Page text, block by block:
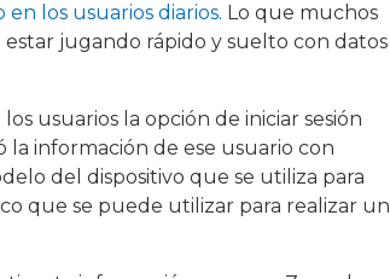
los usuarios diarios. Lo que muchos
jugando rápido y suelto con datos
usuarios la opción de iniciar sesión
información de ese usuario con
del dispositivo que se utiliza para
que se puede utilizar para realizar un